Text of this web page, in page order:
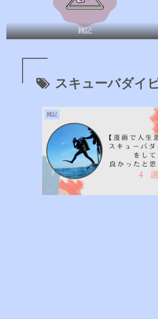
雑記
スキューバダイ
雑記